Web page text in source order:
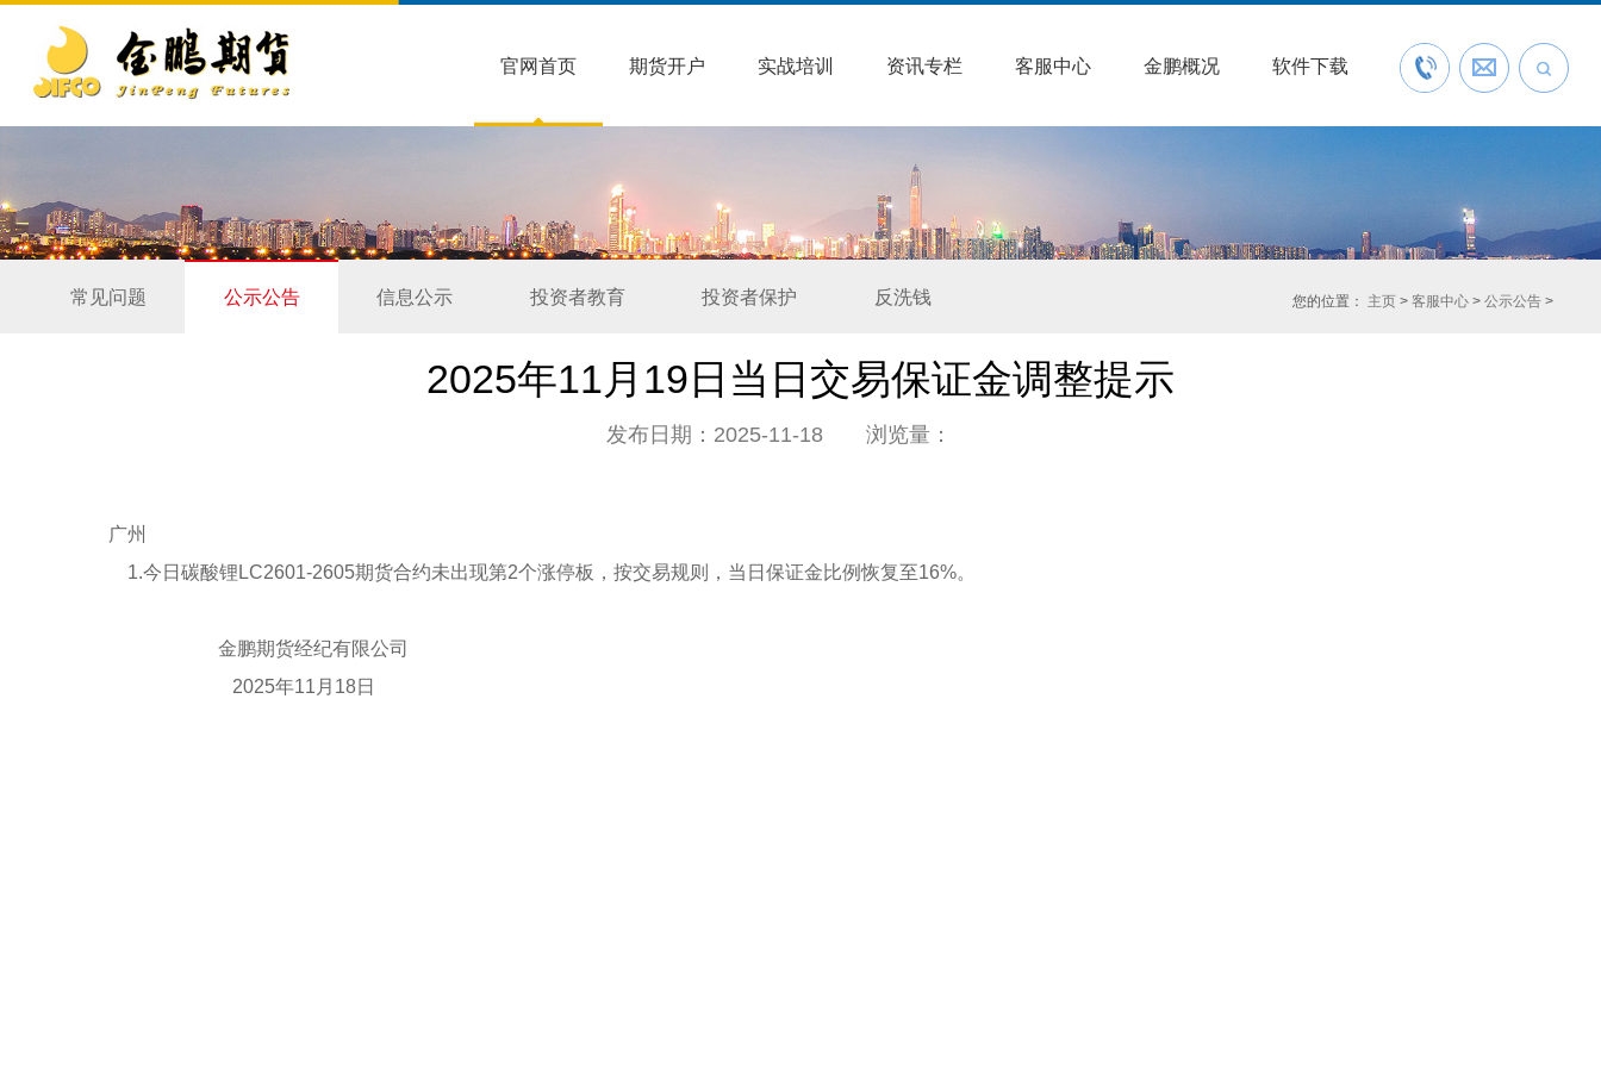
联系我们预约开户
官网首页 期货开户 实战培训 资讯专栏 客服中心 金鹏概况 软件下载
常见问题 公示公告 信息公示 投资者教育 投资者保护 反洗钱 您的位置： 主页 >客服中心 >公示公告 >
2025年11月19日当日交易保证金调整提示
发布日期：2025-11-18 浏览量：
广州
1.今日碳酸锂LC2601-2605期货合约未出现第2个涨停板，按交易规则，当日保证金比例恢复至16%。
金鹏期货经纪有限公司
2025年11月18日